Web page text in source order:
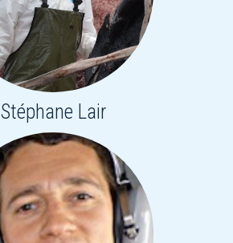
Stéphane Lair